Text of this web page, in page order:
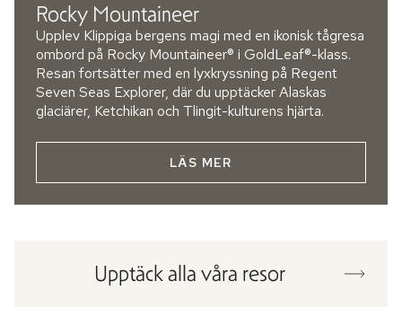
Rocky Mountaineer
Upplev Klippiga bergens magi med en ikonisk tågresa
ombord på Rocky Mountaineer® i GoldLeaf®-klass.
Resan fortsätter med en lyxkryssning på Regent
Seven Seas Explorer, där du upptäcker Alaskas
glaciärer, Ketchikan och Tlingit-kulturens hjärta.
LÄS MER
Upptäck alla våra resor